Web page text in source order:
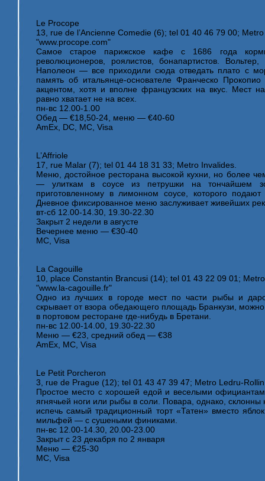
Le Procope
13, rue de l’Ancienne Comedie (6); tel 01 40 46 79 00;
"www.procope.com"
Самое старое парижское кафе c 1686 года
революционеров, роялистов, бонапартистов.
Наполеон — все приходили сюда отведать плато с
память об итальянце-основателе Франческо
акцентом, хотя и вполне французских на вкус. Мест
равно хватает не на всех.
пн-вс 12.00-1.00
Обед — €18,50-24, меню — €40-60
AmEx, DC, MC, Visa
L’Affriole
17, rue Malar (7); tel 01 44 18 31 33; Metro Invalides.
Меню, достойное ресторана высокой кухни, но более
— улиткам в соусе из петрушки на тончайшем
приготовленному в лимонном соусе, которого
Дневное фиксированное меню заслуживает живейших
вт-сб 12.00-14.30, 19.30-22.30
Закрыт 2 недели в августе
Вечернее меню — €30-40
MC, Visa
La Cagouille
10, place Constantin Brancusi (14); tel 01 43 22 09 01;
"www.la-cagouille.fr"
Одно из лучших в городе мест по части рыбы и
скрывает от взора обедающего площадь Бранкузи,
в портовом ресторане где-нибудь в Бретани.
пн-вс 12.00-14.00, 19.30-22.30
Меню — €23, средний обед — €38
AmEx, MC, Visa
Le Petit Porcheron
3, rue de Prague (12); tel 01 43 47 39 47; Metro Ledru-
Простое место с хорошей едой и веселыми
ягнячьей ноги или рыбы в соли. Повара, однако, склонны
испечь самый традиционный торт «Татен» вместо
мильфeй — с сушеными финиками.
пн-вс 12.00-14.30, 20.00-23.00
Закрыт с 23 декабря по 2 января
Меню — €25-30
MC, Visa